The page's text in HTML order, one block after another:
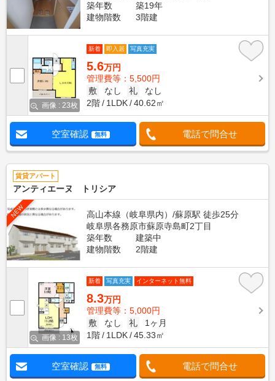
築年数
築19年
建物階数
3階建
画像 : 23枚
新着 即入居 写真充実
5.6万円
管理費等：5,500円
敷
なし 礼
なし
2階
1LDK 40.62㎡
空室確認 無料 電話で問合せ
賃貸アパート
アンティエーヌ トリシア
NEW
高山本線（岐阜県内）/蘇原駅 徒歩25分
岐阜県各務原市蘇原寺島町2丁目
築年数
建築中
建物階数
2階建
画像 : 13枚
新着 写真充実 インターネット無料
8.3万円
管理費等：5,000円
敷
なし 礼
1ヶ月
1階
1LDK 45.33㎡
空室確認 無料 電話で問合せ